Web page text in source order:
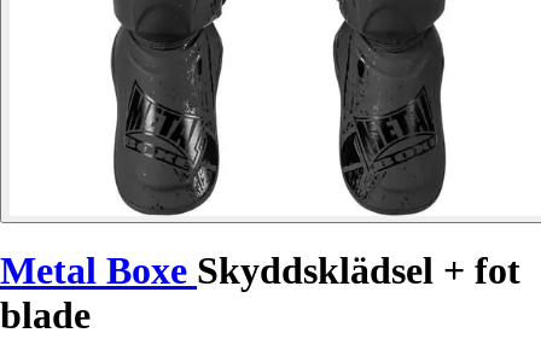
Metal Boxe Skyddsklädsel + fot
blade